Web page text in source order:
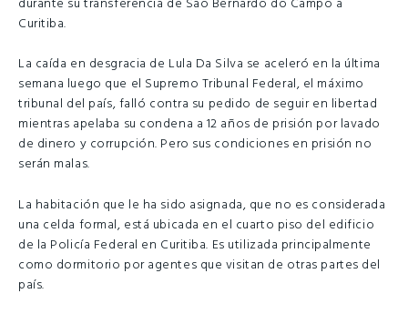
Curitiba.
La caída en desgracia de Lula Da Silva se aceleró en la última
semana luego que el Supremo Tribunal Federal, el máximo
tribunal del país, falló contra su pedido de seguir en libertad
mientras apelaba su condena a 12 años de prisión por lavado
de dinero y corrupción. Pero sus condiciones en prisión no
serán malas.
La habitación que le ha sido asignada, que no es considerada
una celda formal, está ubicada en el cuarto piso del edificio
de la Policía Federal en Curitiba. Es utilizada principalmente
como dormitorio por agentes que visitan de otras partes del
país.